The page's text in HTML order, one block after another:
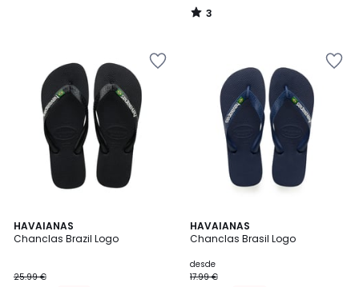
3
/
HAVAIANAS
Chanclas Brazil Logo
25.99 €
4,7
/ 5
2
Colores
HAVAIANAS
Chanclas Brasil Logo
desde
17.99 €
4,7
/ 5